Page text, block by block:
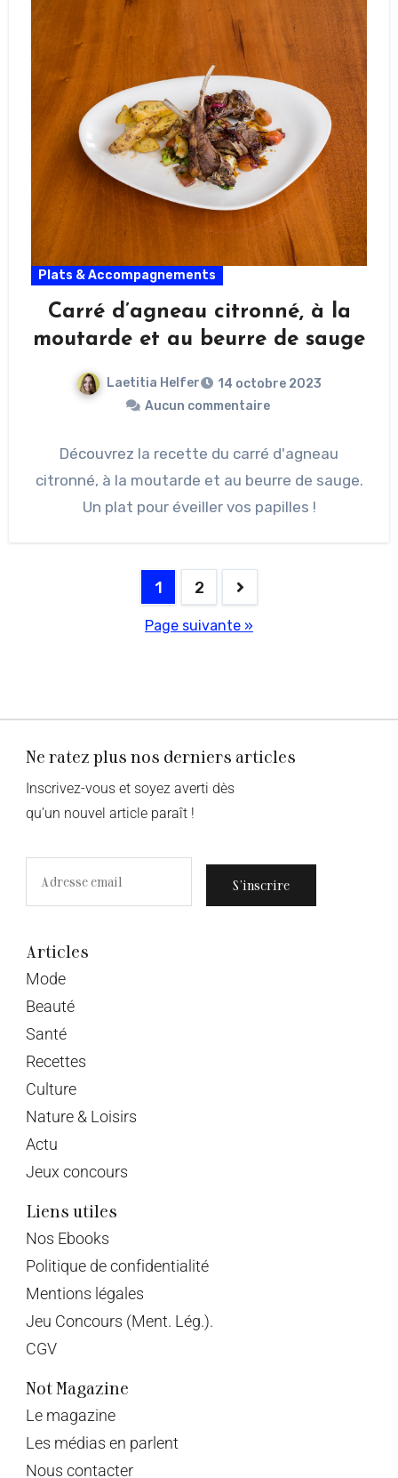
Plats & Accompagnements
Carré d’agneau citronné, à la
moutarde et au beurre de sauge
Laetitia Helfer
14 octobre 2023
Aucun commentaire
Découvrez la recette du carré d'agneau
citronné, à la moutarde et au beurre de sauge.
Un plat pour éveiller vos papilles !
1 2
Page suivante »
Ne ratez plus nos derniers articles
Inscrivez-vous et soyez averti dès
qu’un nouvel article paraît !
S’inscrire
Articles
Mode
Beauté
Santé
Recettes
Culture
Nature & Loisirs
Actu
Jeux concours
Liens utiles
Nos Ebooks
Politique de confidentialité
Mentions légales
Jeu Concours (Ment. Lég.).
CGV
Not Magazine
Le magazine
Les médias en parlent
Nous contacter